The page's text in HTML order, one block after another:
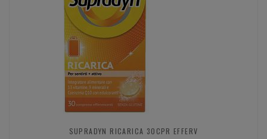
SUPRADYN RICARICA 30CPR EFFERV